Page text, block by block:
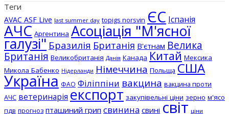
Теги
AVAC ASF Live last summer day topigs norsvin ЄС Іспанія
АЧС Аргентина Асоціація "М'ясної
галузі" Бразилія Британія В'єтнам Велика
Британія Великобританія Данія Канада Китай Мексика
Микола Бабенко Нідерланди Німеччина Польща США
Україна ФАО Філіппіни вакцина вакцина проти
АЧС ветеринарія експорт закупівельні ціни зерно м'ясо
пдв прогноз пташиний грип свинина свині світ ціни